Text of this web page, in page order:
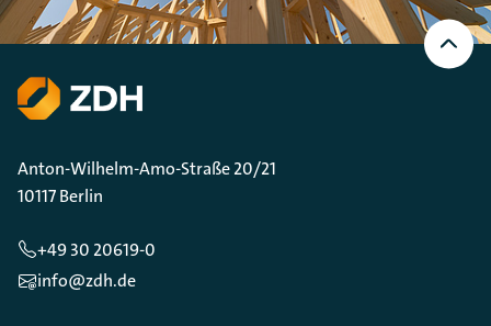
Nach
oben
Scrollen
Anton-Wilhelm-Amo-Straße 20/21
10117 Berlin
+49 30 20619-0
info@zdh.de